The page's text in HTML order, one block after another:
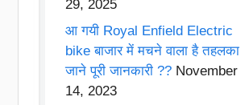
29, 2025
आ गयी Royal Enfield Electric
bike बाजार में मचने वाला है तहलका
जाने पूरी जानकारी ?? November
14, 2023